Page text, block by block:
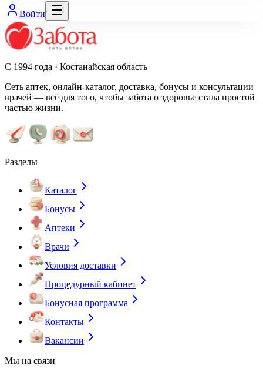
Войти
С 1994 года · Костанайская область
Сеть аптек, онлайн-каталог, доставка, бонусы и консультации
врачей — всё для того, чтобы забота о здоровье стала простой
частью жизни.
Разделы
Каталог
Бонусы
Аптеки
Врачи
Условия доставки
Процедурный кабинет
Бонусная программа
Контакты
Вакансии
Мы на связи